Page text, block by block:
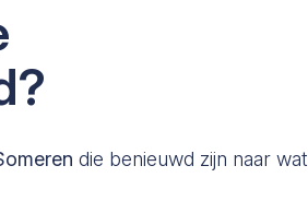
die benieuwd zijn naar wat